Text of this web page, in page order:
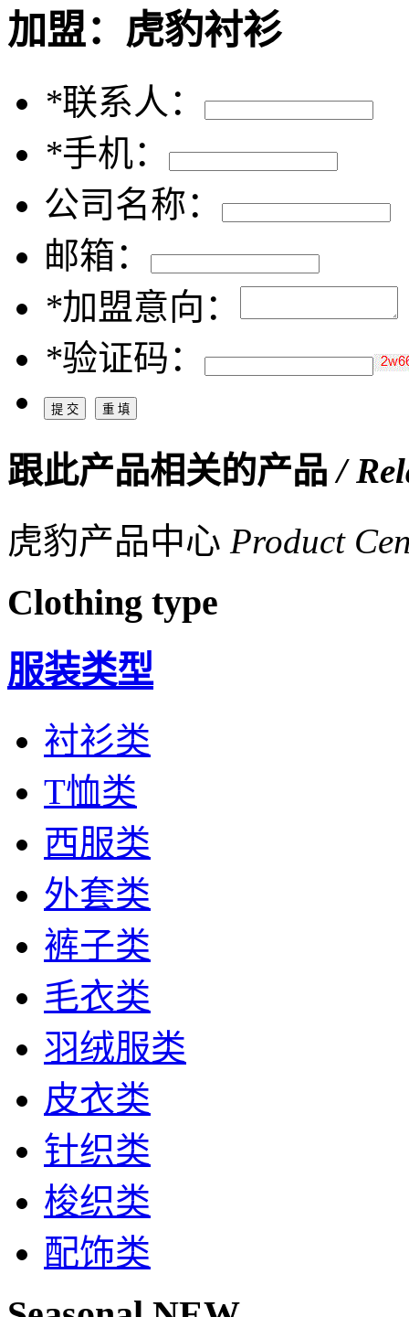
加盟： 虎豹衬衫
*联系人：
*手机：
公司名称：
邮箱：
*加盟意向：
*验证码：
跟此产品相关的产品/
虎豹产品中心 Product
Clothing type
服装类型
衬衫类
T恤类
西服类
外套类
裤子类
毛衣类
羽绒服类
皮衣类
针织类
梭织类
配饰类